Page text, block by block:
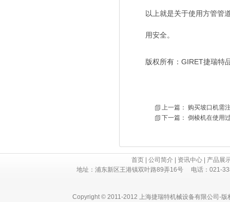
以上就是关于使用方管管
用安全。
版权所有：GIRET捷瑞特
上一篇：
购买坡口机需
下一篇： 倒棱机在使用
首页 公司简介 资讯中心
产品展
地址：浦东新区王港镇双叶路89弄16号 电话：
Copyright © 2011-2012 上海捷瑞特机械设备有限公司-